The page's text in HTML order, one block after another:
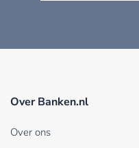
Over Banken.nl
Over ons